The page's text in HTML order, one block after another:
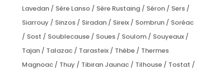
Lavedan / Sère Lanso / Sère Rustaing / Séron / Sers /
Siarrouy / Sinzos / Siradan / Sireix / Sombrun / Soréac
/ Sost / Soublecause / Soues / Soulom / Souyeaux /
Tajan / Talazac / Tarasteix / Thèbe / Thermes
Magnoac / Thuy / Tibiran Jaunac / Tilhouse / Tostat /